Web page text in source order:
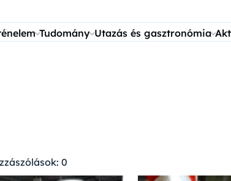
Tudomány Utazás és gasztronómia
0